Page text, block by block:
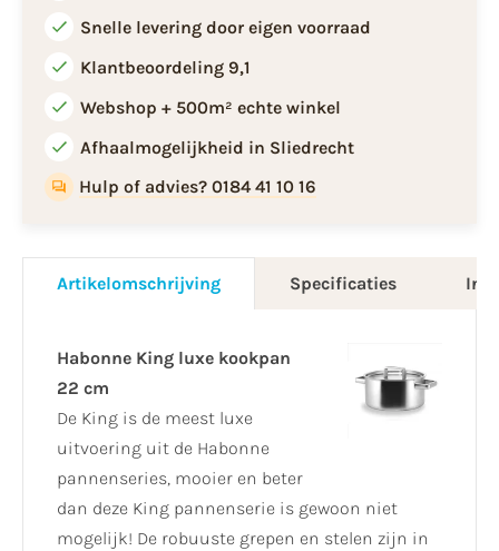
Snelle levering door eigen voorraad
Klantbeoordeling 9,1
Webshop + 500m² echte winkel
Afhaalmogelijkheid in Sliedrecht
Hulp of advies? 0184 41 10 16
Artikelomschrijving Specificaties
Habonne King luxe kookpan
22 cm
De King is de meest luxe
uitvoering uit de Habonne
pannenseries, mooier en beter
dan deze King pannenserie is gewoon niet
mogelijk! De robuuste grepen en stelen zijn in